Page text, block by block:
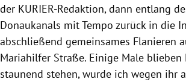
der KURIER-Redaktion, dann entlang
Donaukanals mit Tempo zurück in die
abschließend gemeinsames Flanieren
Mariahilfer Straße. Einige Male blieben
staunend stehen, wurde ich wegen ihr